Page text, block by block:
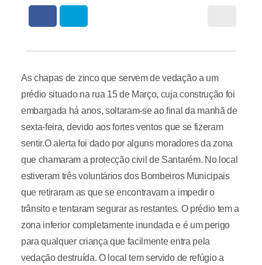
As chapas de zinco que servem de vedação a um
prédio situado na rua 15 de Março, cuja construção foi
embargada há anos, soltaram-se ao final da manhã de
sexta-feira, devido aos fortes ventos que se fizeram
sentir.O alerta foi dado por alguns moradores da zona
que chamaram a protecção civil de Santarém. No local
estiveram três voluntários dos Bombeiros Municipais
que retiraram as que se encontravam a impedir o
trânsito e tentaram segurar as restantes. O prédio tem a
zona inferior completamente inundada e é um perigo
para qualquer criança que facilmente entra pela
vedação destruída. O local tem servido de refúgio a